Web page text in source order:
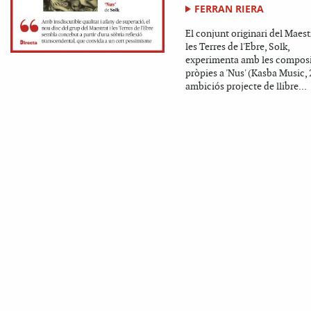
FERRAN RIERA
El conjunt originari del
les Terres de l'Ebre, Solk,
experimenta amb les
pròpies a 'Nus' (Kasba Music,
ambiciós projecte de llibre...